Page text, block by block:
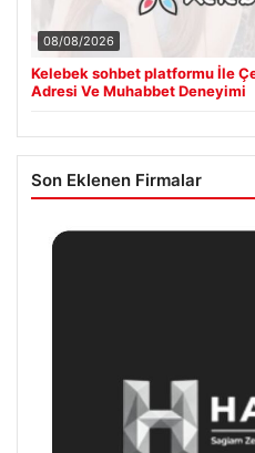
08/08/2026
Kelebek sohbet platformu İle
Adresi Ve Muhabbet Deneyimi
Son Eklenen Firmalar